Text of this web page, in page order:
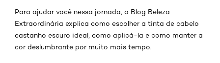
Para ajudar você nessa jornada, o Blog Beleza
Extraordinária explica como escolher a tinta de cabelo
castanho escuro ideal, como aplicá-la e como manter a
cor deslumbrante por muito mais tempo.